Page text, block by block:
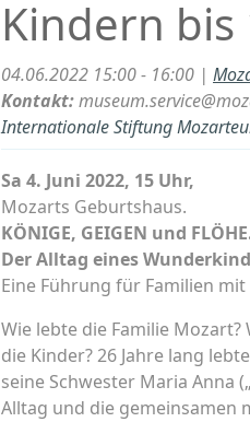
Kindern bis
04.06.2022 15:00 - 16:00 |
Kontakt:
Internationale Stiftung
Sa 4. Juni 2022, 15 Uhr,
Mozarts Geburtshaus.
KÖNIGE, GEIGEN und
Der Alltag eines
Eine Führung für Familien mit
Wie lebte die Familie
die Kinder? 26 Jahre lang
seine Schwester Maria Anna
Alltag und die gemeinsamen